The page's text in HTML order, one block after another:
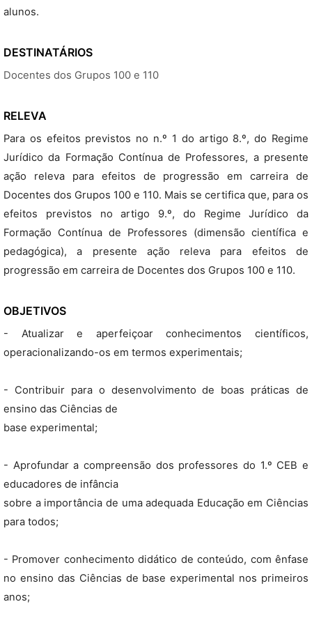
alunos.
DESTINATÁRIOS
Docentes dos Grupos 100 e 110
RELEVA
Para os efeitos previstos no n.º 1 do artigo 8.º, do Regime
Jurídico da Formação Contínua de Professores, a presente
ação releva para efeitos de progressão em carreira de
Docentes dos Grupos 100 e 110. Mais se certifica que, para os
efeitos previstos no artigo 9.º, do Regime Jurídico da
Formação Contínua de Professores (dimensão científica e
pedagógica), a presente ação releva para efeitos de
progressão em carreira de Docentes dos Grupos 100 e 110.
OBJETIVOS
- Atualizar e aperfeiçoar conhecimentos científicos,
operacionalizando-os em termos experimentais;
- Contribuir para o desenvolvimento de boas práticas de
ensino das Ciências de
base experimental;
- Aprofundar a compreensão dos professores do 1.º CEB e
educadores de infância
sobre a importância de uma adequada Educação em Ciências
para todos;
- Promover conhecimento didático de conteúdo, com ênfase
no ensino das Ciências de base experimental nos primeiros
anos;